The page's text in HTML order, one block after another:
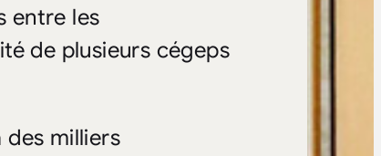
entre les
de plusieurs cégeps
des milliers